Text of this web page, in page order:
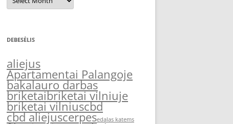
DEBESĖLIS
aliejus
Apartamentai Palangoje
bakalauro darbas
briketaibriketai vilniuje
briketai vilniuscbd
cbd aliejuscerpesedalas katems